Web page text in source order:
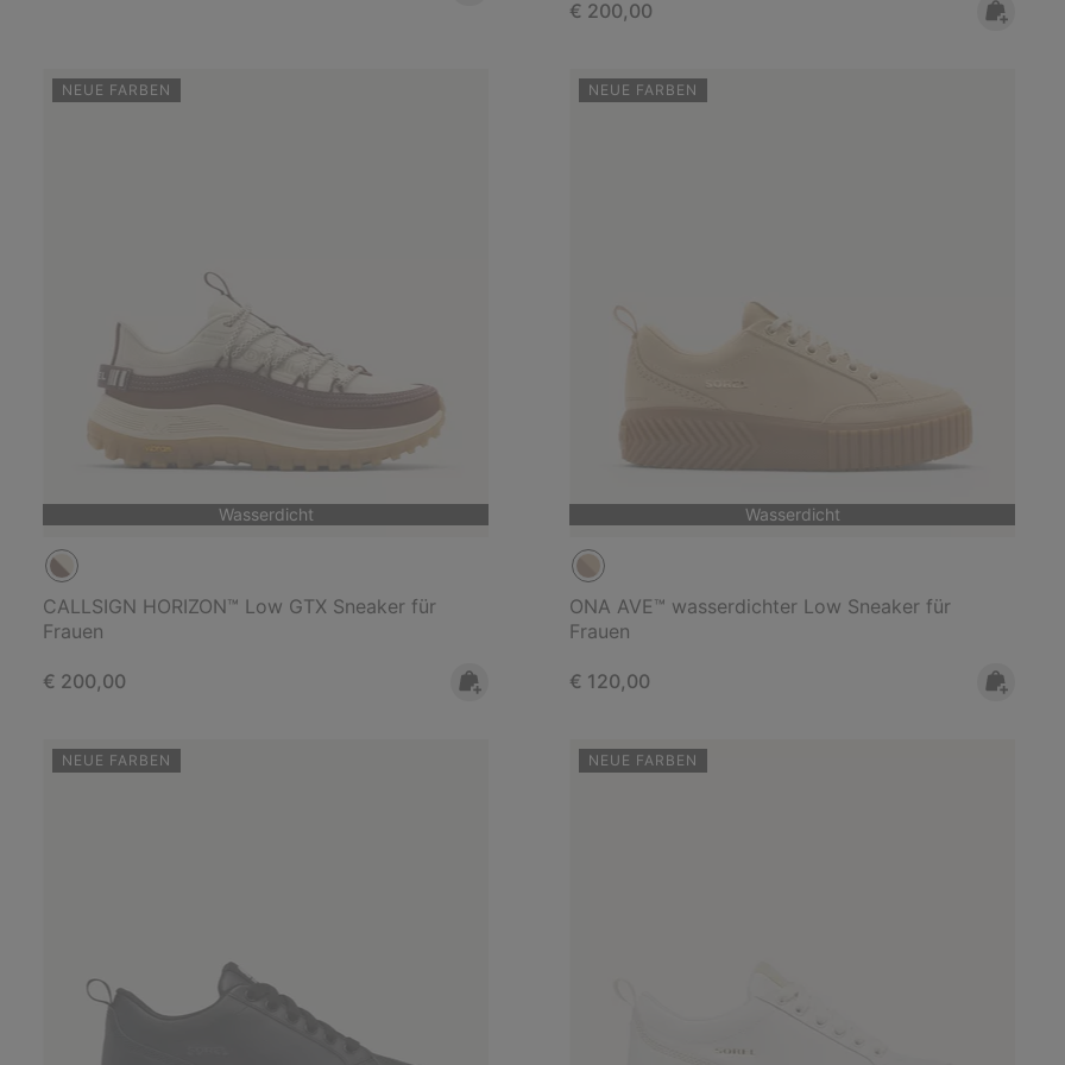
Regular price:
€ 200,00
NEUE FARBEN
Wasserdicht
CALLSIGN HORIZON™ Low GTX Sneaker für
Frauen
Regular price:
€ 200,00
NEUE FARBEN
Wasserdicht
ONA AVE™ wasserdichter Low Sneaker für
Frauen
Regular price:
€ 120,00
NEUE FARBEN NEUE FARBEN